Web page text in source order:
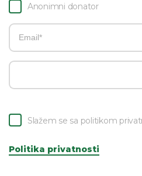
Anonimni donator
Slažem se sa politikom
Politika privatnosti